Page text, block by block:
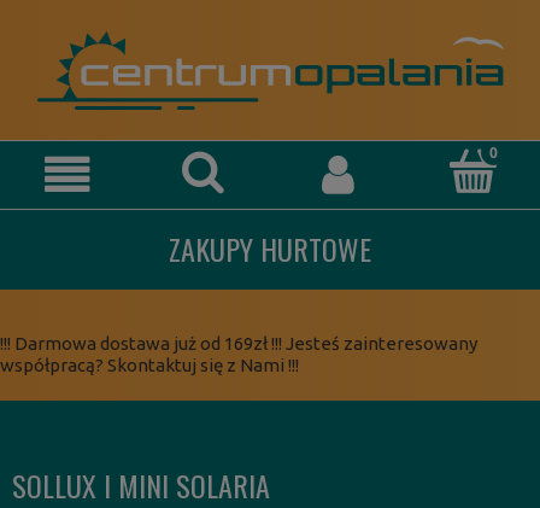
ZAKUPY HURTOWE
!!! Darmowa dostawa już od 169zł !!! Jesteś zainteresowany
współpracą? Skontaktuj się z Nami !!!
SOLLUX I MINI SOLARIA